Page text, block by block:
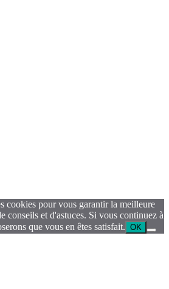
cookies pour vous garantir la meilleure
conseils et d'astuces. Si vous continuez à
que vous en êtes satisfait. OK